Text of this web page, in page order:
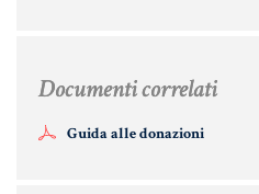
Documenti correlati
Guida alle donazioni